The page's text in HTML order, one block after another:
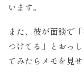
います。
また、彼が面談で
つけてる」とおっ
てみたらメモを見せ